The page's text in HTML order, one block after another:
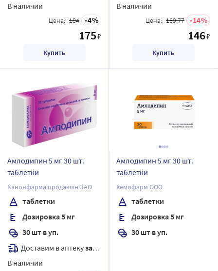
В наличии
Цена: 184 4
175₽
Купить
В наличии
Цена: 169.77 14
146₽
Купить
Амлодипин 5 мг 30 шт.
таблетки
Канонфарма продакшн ЗАО
таблетки
Дозировка 5 мг
30 шт в уп.
Доставим в аптекузавтра
В наличии
Амлодипин 5 мг 30 шт.
таблетки
Хемофарм ООО
таблетки
Дозировка 5 мг
30 шт в уп.